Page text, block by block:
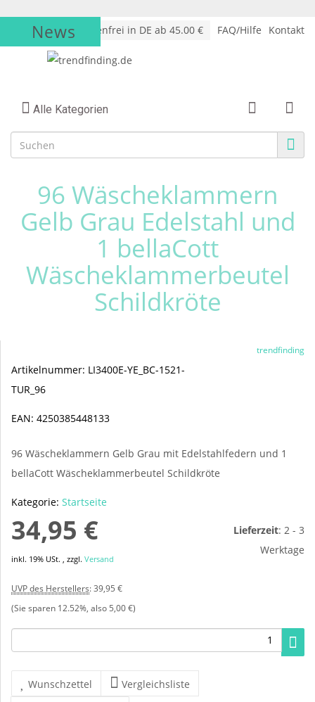
√Versandkostenfrei in DE ab 45.00 € FAQ/Hilfe Kontakt
News
Alle Kategorien
96 Wäscheklammern
Gelb Grau Edelstahl und
1 bellaCott
Wäscheklammerbeutel
Schildkröte
trendfinding
Artikelnummer: LI3400E-YE_BC-1521-
TUR_96
EAN: 4250385448133
96 Wäscheklammern Gelb Grau mit Edelstahlfedern und 1
bellaCott Wäscheklammerbeutel Schildkröte
Kategorie: Startseite
34,95 €
inkl. 19% USt. , zzgl. Versand
UVP des Herstellers:39,95 €
(Sie sparen 12.52% , also 5,00 €)
Lieferzeit: 2 - 3
Werktage
Wunschzettel
Vergleichsliste